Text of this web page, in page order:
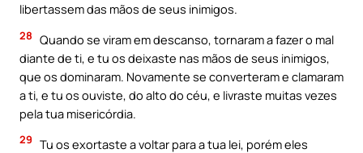
libertassem das mãos de seus inimigos.
28 Quando se viram em descanso, tornaram a fazer o mal
diante de ti, e tu os deixaste nas mãos de seus inimigos,
que os dominaram. Novamente se converteram e clamaram
a ti, e tu os ouviste, do alto do céu, e livraste muitas vezes
pela tua misericórdia.
29 Tu os exortaste a voltar para a tua lei, porém eles